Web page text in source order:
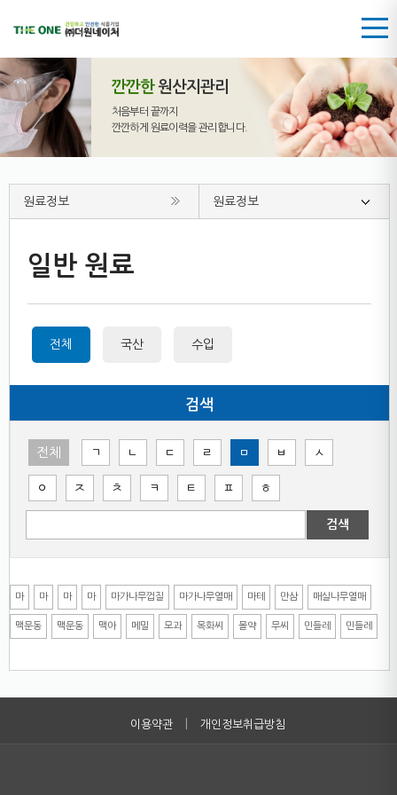
깐깐한 원산지관리
처음부터 끝까지
깐깐하게 원료이력을 관리합니다.
원료정보 원료정보
일반 원료
전체 국산 수입
검색
전체 ㄱ ㄴ ㄷ ㄹ ㅁ ㅂ ㅅ
ㅇ ㅈ ㅊ ㅋ ㅌ ㅍ ㅎ
검색
마 마 마 마 마가나무껍질 마가나무열매 마테 만삼 매실나무열매
맥문동 맥문동 맥아 메밀 모과 목화씨 몰약 무씨 민들레 민들레
이용약관 개인정보취급방침